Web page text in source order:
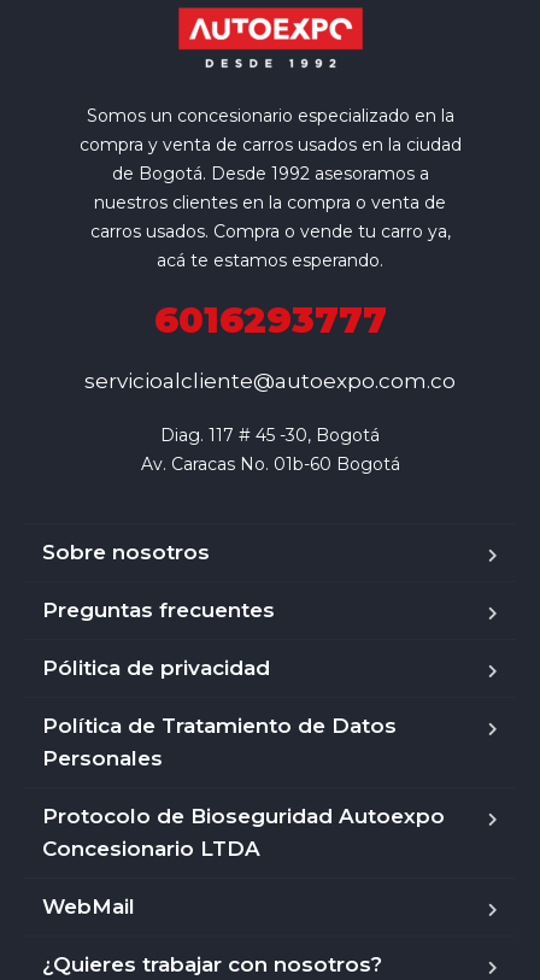
Somos un concesionario especializado en la
compra y venta de carros usados en la ciudad
de Bogotá. Desde 1992 asesoramos a
nuestros clientes en la compra o venta de
carros usados. Compra o vende tu carro ya,
acá te estamos esperando.
6016293777
servicioalcliente@autoexpo.com.co
Diag. 117 # 45 -30, Bogotá
Av. Caracas No. 01b-60 Bogotá
Sobre nosotros
Preguntas frecuentes
Pólitica de privacidad
Política de Tratamiento de Datos
Personales
Protocolo de Bioseguridad Autoexpo
Concesionario LTDA
WebMail
¿Quieres trabajar con nosotros?